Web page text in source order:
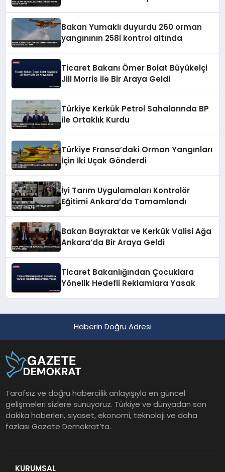
Bakan Yumaklı duyurdu 260 orman
yangınının 258i kontrol altında
Ticaret Bakanı Ömer Bolat Büyükelçi
Jill Morris ile Bir Araya Geldi
Türkiye Kerkük Petrol Sahalarında BP
ile Ortaklık Kurdu
Türkiye Fransa’daki Orman Yangınları
İçin İki Uçak Gönderdi
İyi Tarım Uygulamaları Kontrolör
Eğitimi Ankara’da Tamamlandı
Bakan Bayraktar ve Kerkük Valisi Ağa
Ankara’da Bir Araya Geldi
Ticaret Bakanlığından Çocuklara
Yönelik Hedefli Reklamlara Yasak
Haberin Doğru Adresi
Tarafsız ve doğru habercilik anlayışıyla en güncel
gelişmeleri sizlere sunuyoruz. Türkiye ve dünyadan son
dakika haberleri, siyaset, ekonomi, teknoloji ve daha
fazlası Gazete Demokrat’ta.
KURUMSAL